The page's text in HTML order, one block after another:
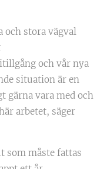
stora vägval
och vår nya
situation är en
gärna vara med och
arbetet, säger
som måste fattas